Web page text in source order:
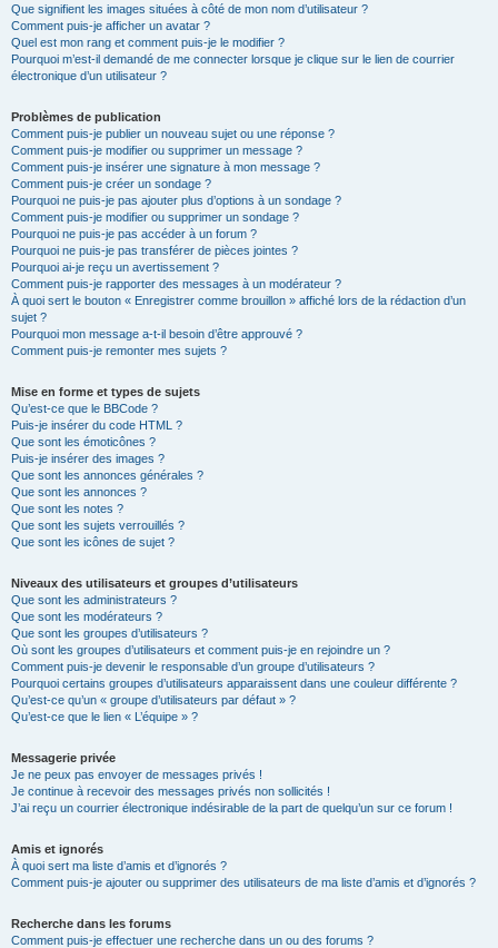
Que signifient les images situées à côté de mon nom d’utilisateur ?
Comment puis-je afficher un avatar ?
Quel est mon rang et comment puis-je le modifier ?
Pourquoi m’est-il demandé de me connecter lorsque je clique sur le lien de courrier
électronique d’un utilisateur ?
Problèmes de publication
Comment puis-je publier un nouveau sujet ou une réponse ?
Comment puis-je modifier ou supprimer un message ?
Comment puis-je insérer une signature à mon message ?
Comment puis-je créer un sondage ?
Pourquoi ne puis-je pas ajouter plus d’options à un sondage ?
Comment puis-je modifier ou supprimer un sondage ?
Pourquoi ne puis-je pas accéder à un forum ?
Pourquoi ne puis-je pas transférer de pièces jointes ?
Pourquoi ai-je reçu un avertissement ?
Comment puis-je rapporter des messages à un modérateur ?
À quoi sert le bouton « Enregistrer comme brouillon » affiché lors de la rédaction d’un
sujet ?
Pourquoi mon message a-t-il besoin d’être approuvé ?
Comment puis-je remonter mes sujets ?
Mise en forme et types de sujets
Qu’est-ce que le BBCode ?
Puis-je insérer du code HTML ?
Que sont les émoticônes ?
Puis-je insérer des images ?
Que sont les annonces générales ?
Que sont les annonces ?
Que sont les notes ?
Que sont les sujets verrouillés ?
Que sont les icônes de sujet ?
Niveaux des utilisateurs et groupes d’utilisateurs
Que sont les administrateurs ?
Que sont les modérateurs ?
Que sont les groupes d’utilisateurs ?
Où sont les groupes d’utilisateurs et comment puis-je en rejoindre un ?
Comment puis-je devenir le responsable d’un groupe d’utilisateurs ?
Pourquoi certains groupes d’utilisateurs apparaissent dans une couleur différente ?
Qu’est-ce qu’un « groupe d’utilisateurs par défaut » ?
Qu’est-ce que le lien « L’équipe » ?
Messagerie privée
Je ne peux pas envoyer de messages privés !
Je continue à recevoir des messages privés non sollicités !
J’ai reçu un courrier électronique indésirable de la part de quelqu’un sur ce forum !
Amis et ignorés
À quoi sert ma liste d’amis et d’ignorés ?
Comment puis-je ajouter ou supprimer des utilisateurs de ma liste d’amis et d’ignorés ?
Recherche dans les forums
Comment puis-je effectuer une recherche dans un ou des forums ?